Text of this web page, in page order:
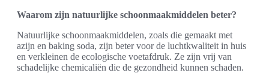
Waarom zijn natuurlijke schoonmaakmiddelen beter?
Natuurlijke schoonmaakmiddelen, zoals die gemaakt met
azijn en baking soda, zijn beter voor de luchtkwaliteit in huis
en verkleinen de ecologische voetafdruk. Ze zijn vrij van
schadelijke chemicaliën die de gezondheid kunnen schaden.